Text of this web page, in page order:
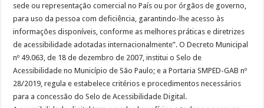
sede ou representação comercial no País ou por órgãos de governo,
para uso da pessoa com deficiência, garantindo-lhe acesso às
informações disponíveis, conforme as melhores práticas e diretrizes
de acessibilidade adotadas internacionalmente”. O Decreto Municipal
nº 49.063, de 18 de dezembro de 2007, institui o Selo de
Acessibilidade no Município de São Paulo; e a Portaria SMPED-GAB nº
28/2019, regula e estabelece critérios e procedimentos necessários
para a concessão do Selo de Acessibilidade Digital.